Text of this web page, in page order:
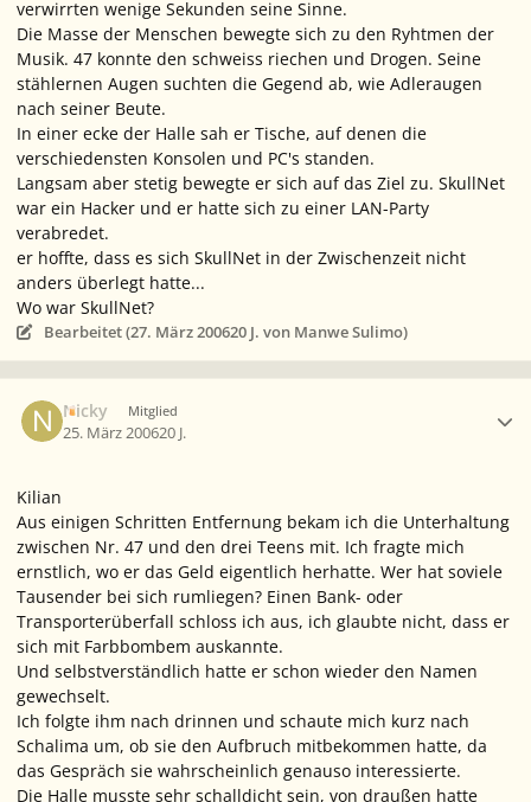
verwirrten wenige Sekunden seine Sinne.
Die Masse der Menschen bewegte sich zu den Ryhtmen der
Musik. 47 konnte den schweiss riechen und Drogen. Seine
stählernen Augen suchten die Gegend ab, wie Adleraugen
nach seiner Beute.
In einer ecke der Halle sah er Tische, auf denen die
verschiedensten Konsolen und PC's standen.
Langsam aber stetig bewegte er sich auf das Ziel zu. SkullNet
war ein Hacker und er hatte sich zu einer LAN-Party
verabredet.
er hoffte, dass es sich SkullNet in der Zwischenzeit nicht
anders überlegt hatte...
Wo war SkullNet?
Bearbeitet (27. März 200620 J. von Manwe Sulimo)
Nicky Mitglied
25. März 200620 J.
Kilian
Aus einigen Schritten Entfernung bekam ich die Unterhaltung
zwischen Nr. 47 und den drei Teens mit. Ich fragte mich
ernstlich, wo er das Geld eigentlich herhatte. Wer hat soviele
Tausender bei sich rumliegen? Einen Bank- oder
Transporterüberfall schloss ich aus, ich glaubte nicht, dass er
sich mit Farbbombem auskannte.
Und selbstverständlich hatte er schon wieder den Namen
gewechselt.
Ich folgte ihm nach drinnen und schaute mich kurz nach
Schalima um, ob sie den Aufbruch mitbekommen hatte, da
das Gespräch sie wahrscheinlich genauso interessierte.
Die Halle musste sehr schalldicht sein, von draußen hatte